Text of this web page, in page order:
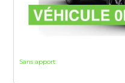
Sans apport